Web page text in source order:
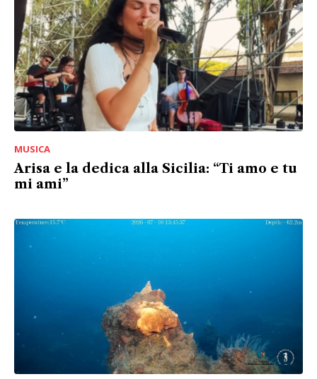
MUSICA
Arisa e la dedica alla Sicilia: “Ti amo e tu
mi ami”